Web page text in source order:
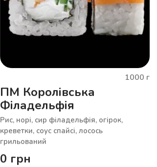
1000 г
ПМ Королівська
Філадельфія
Рис, норі, сир філадельфія, огірок,
креветки, соус спайсі, лосось
грильований
0 грн